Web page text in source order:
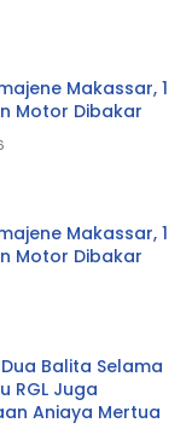
Makassar, 1
Motor Dibakar
Makassar, 1
Motor Dibakar
Balita Selama
RGL Juga
Aniaya Mertua